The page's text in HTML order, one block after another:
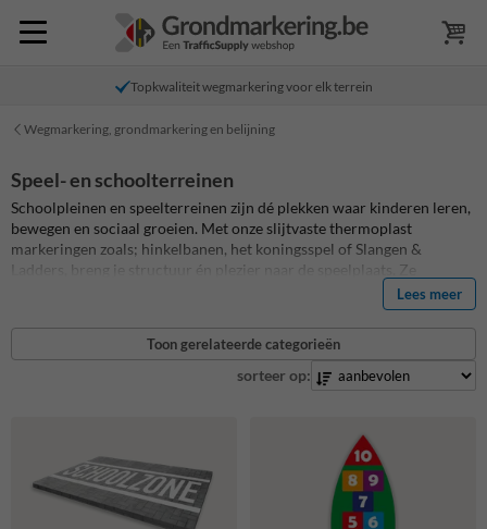
Topkwaliteit wegmarkering voor elk terrein
Wegmarkering, grondmarkering en belijning
Speel- en schoolterreinen
Schoolpleinen en speelterreinen zijn dé plekken waar kinderen leren,
bewegen en sociaal groeien. Met onze slijtvaste thermoplast
markeringen zoals; hinkelbanen, het koningsspel of Slangen &
Ladders, breng je structuur én plezier naar de speelplaats. Ze
speelomgeving visueel aantrekkelijk. Graag de algemene veiligheid op
en rond jouw schoolzone aanpakken? Breng een "SCHOOLZONE-
markering" aan die de alertheid van bestuurders in deze zone
verhoogt. Ideaal voor lagere scholen, kinderopvang en gemeenten die
Lees meer
Toon gerelateerde categorieën
sorteer op: